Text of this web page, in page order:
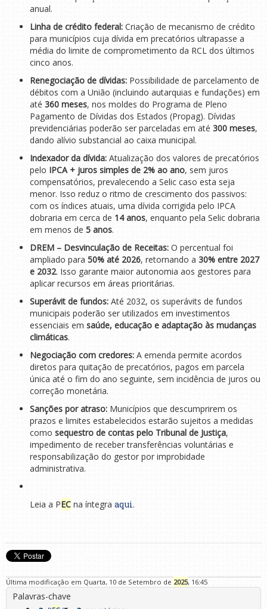
anual.
Linha de crédito federal: Criação de mecanismo de crédito
para municípios cuja dívida em precatórios ultrapasse a
média do limite de comprometimento da RCL dos últimos
cinco anos.
Renegociação de dívidas: Possibilidade de parcelamento de
débitos com a União (incluindo autarquias e fundações) em
até 360 meses, nos moldes do Programa de Pleno
Pagamento de Dívidas dos Estados (Propag). Dívidas
previdenciárias poderão ser parceladas em até 300 meses,
dando alívio substancial ao caixa municipal.
Indexador da dívida: Atualização dos valores de precatórios
pelo IPCA + juros simples de 2% ao ano, sem juros
compensatórios, prevalecendo a Selic caso esta seja
menor. Isso reduz o ritmo de crescimento dos passivos:
com os índices atuais, uma dívida corrigida pelo IPCA
dobraria em cerca de 14 anos, enquanto pela Selic dobraria
em menos de 5 anos.
DREM – Desvinculação de Receitas: O percentual foi
ampliado para 50% até 2026, retornando a 30% entre 2027
e 2032. Isso garante maior autonomia aos gestores para
aplicar recursos em áreas prioritárias.
Superávit de fundos: Até 2032, os superávits de fundos
municipais poderão ser utilizados em investimentos
essenciais em saúde, educação e adaptação às mudanças
climáticas.
Negociação com credores: A emenda permite acordos
diretos para quitação de precatórios, pagos em parcela
única até o fim do ano seguinte, sem incidência de juros ou
correção monetária.
Sanções por atraso: Municípios que descumprirem os
prazos e limites estabelecidos estarão sujeitos a medidas
como sequestro de contas pelo Tribunal de Justiça,
impedimento de receber transferências voluntárias e
responsabilização do gestor por improbidade
administrativa.
Leia a PEC na íntegra aqui.
Última modificação em Quarta, 10 de Setembro de 2025, 16:45
Palavras-chave